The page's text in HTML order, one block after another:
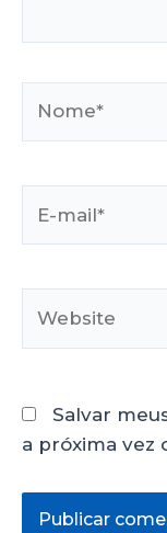
Salvar
a próxima vez